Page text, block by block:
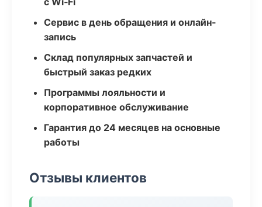
Сервис в день обращения и онлайн-
запись
Склад популярных запчастей и
быстрый заказ редких
Программы лояльности и
корпоративное обслуживание
Гарантия до 24 месяцев на основные
работы
Отзывы клиентов